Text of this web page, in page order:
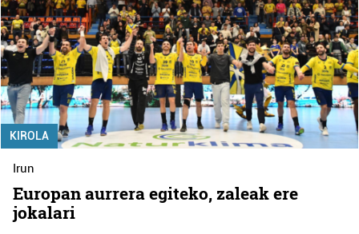
KIROLA
Irun
Europan aurrera egiteko, zaleak ere
jokalari